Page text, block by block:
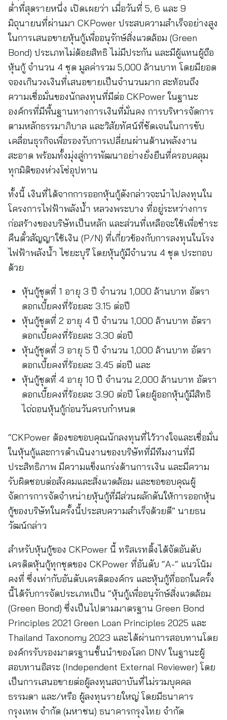
ต่ำที่สุดรายหนึ่ง เปิดเผยว่า เมื่อวันที่ 5, 6 และ 9
มิถุนายนที่ผ่านมา CKPower ประสบความสำเร็จอย่างสูง
ในการเสนอขายหุ้นกู้เพื่ออนุรักษ์สิ่งแวดล้อม (Green
Bond) ประเภทไม่ด้อยสิทธิ ไม่มีประกัน และมีผู้แทนผู้ถือ
หุ้นกู้ จำนวน 4 ชุด มูลค่ารวม 5,000 ล้านบาท โดยมียอด
จองเกินวงเงินที่เสนอขายเป็นจำนวนมาก สะท้อนถึง
ความเชื่อมั่นของนักลงทุนที่มีต่อ CKPower ในฐานะ
องค์กรที่มีพื้นฐานทางการเงินที่มั่นคง การบริหารจัดการ
ตามหลักธรรมาภิบาล และวิสัยทัศน์ที่ชัดเจนในการขับ
เคลื่อนธุรกิจเพื่อรองรับการเปลี่ยนผ่านด้านพลังงาน
สะอาด พร้อมทั้งมุ่งสู่การพัฒนาอย่างยั่งยืนที่ครอบคลุม
ทุกมิติของห่วงโซ่อุปทาน
ทั้งนี้ เงินที่ได้จากการออกหุ้นกู้ดังกล่าวจะนำไปลงทุนใน
โครงการไฟฟ้าพลังน้ำ หลวงพระบาง ที่อยู่ระหว่างการ
ก่อสร้างของบริษัทเป็นหลัก และส่วนที่เหลือจะใช้เพื่อชำระ
คืนตั๋วสัญญาใช้เงิน (P/N) ที่เกี่ยวข้องกับการลงทุนในโรง
ไฟฟ้าพลังน้ำ ไซยะบุรี โดยหุ้นกู้มีจำนวน 4 ชุด ประกอบ
ด้วย
หุ้นกู้ชุดที่ 1 อายุ 3 ปี จำนวน 1,000 ล้านบาท อัตรา
ดอกเบี้ยคงที่ร้อยละ 3.15 ต่อปี
หุ้นกู้ชุดที่ 2 อายุ 4 ปี จำนวน 1,000 ล้านบาท อัตรา
ดอกเบี้ยคงที่ร้อยละ 3.30 ต่อปี
หุ้นกู้ชุดที่ 3 อายุ 5 ปี จำนวน 1,000 ล้านบาท อัตรา
ดอกเบี้ยคงที่ร้อยละ 3.45 ต่อปี และ
หุ้นกู้ชุดที่ 4 อายุ 10 ปี จำนวน 2,000 ล้านบาท อัตรา
ดอกเบี้ยคงที่ร้อยละ 3.90 ต่อปี โดยผู้ออกหุ้นกู้มีสิทธิ
ไถ่ถอนหุ้นกู้ก่อนวันครบกำหนด
“CKPower ต้องขอขอบคุณนักลงทุนที่ไว้วางใจและเชื่อมั่น
ในหุ้นกู้และการดำเนินงานของบริษัทที่มีทีมงานที่มี
ประสิทธิภาพ มีความแข็งแกร่งด้านการเงิน และมีความ
รับผิดชอบต่อสังคมและสิ่งแวดล้อม และขอขอบคุณผู้
จัดการการจัดจำหน่ายหุ้นกู้ที่มีส่วนผลักดันให้การออกหุ้น
กู้ของบริษัทในครั้งนี้ประสบความสำเร็จด้วยดี” นายธน
วัฒน์กล่าว
สำหรับหุ้นกู้ของ CKPower นี้ ทริสเรทติ้งได้จัดอันดับ
เครดิตหุ้นกู้ทุกชุดของ CKPower ที่อันดับ “A-“ แนวโน้ม
คงที่ ซึ่งเท่ากับอันดับเครดิตองค์กร และหุ้นกู้ที่ออกในครั้ง
นี้ได้รับการจัดประเภทเป็น “หุ้นกู้เพื่ออนุรักษ์สิ่งแวดล้อม
(Green Bond) ซึ่งเป็นไปตามมาตรฐาน Green Bond
Principles 2021 Green Loan Principles 2025 และ
Thailand Taxonomy 2023 และได้ผ่านการสอบทานโดย
องค์กรรับรองมาตรฐานชั้นนำของโลก DNV ในฐานะผู้
สอบทานอิสระ (Independent External Reviewer) โดย
เป็นการเสนอขายต่อผู้ลงทุนสถาบันที่ไม่รวมบุคคล
ธรรมดา และ/หรือ ผู้ลงทุนรายใหญ่ โดยมีธนาคาร
กรุงเทพ จำกัด (มหาชน) ธนาคารกรุงไทย จำกัด